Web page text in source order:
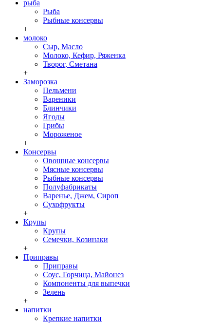
рыба
Рыба
Рыбные консервы
+
молоко
Сыр, Масло
Молоко, Кефир, Ряженка
Творог, Сметана
+
Заморозка
Пельмени
Вареники
Блинчики
Ягоды
Грибы
Мороженое
+
Консервы
Овощные консервы
Мясные консервы
Рыбные консервы
Полуфабрикаты
Варенье, Джем, Сироп
Сухофрукты
+
Крупы
Крупы
Семечки, Козинаки
+
Приправы
Приправы
Соус, Горчица, Майонез
Компоненты для выпечки
Зелень
+
напитки
Крепкие напитки